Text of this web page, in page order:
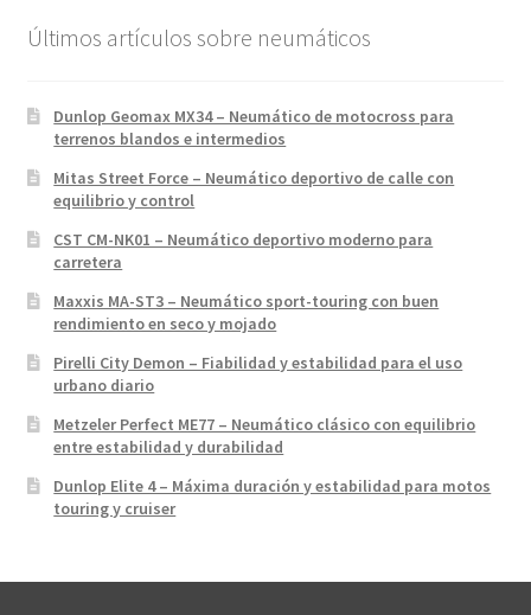
Últimos artículos sobre neumáticos
Dunlop Geomax MX34 – Neumático de motocross para
terrenos blandos e intermedios
Mitas Street Force – Neumático deportivo de calle con
equilibrio y control
CST CM-NK01 – Neumático deportivo moderno para
carretera
Maxxis MA-ST3 – Neumático sport-touring con buen
rendimiento en seco y mojado
Pirelli City Demon – Fiabilidad y estabilidad para el uso
urbano diario
Metzeler Perfect ME77 – Neumático clásico con equilibrio
entre estabilidad y durabilidad
Dunlop Elite 4 – Máxima duración y estabilidad para motos
touring y cruiser